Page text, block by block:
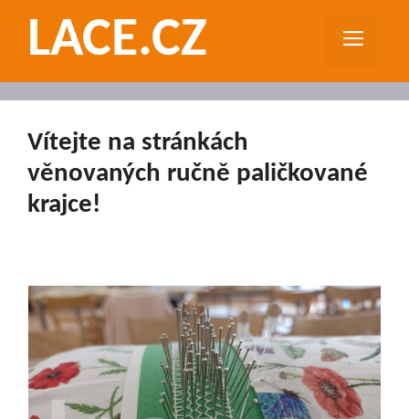
obsahLACE.CZ
Vítejte na stránkách
věnovaných ručně paličkované
krajce!